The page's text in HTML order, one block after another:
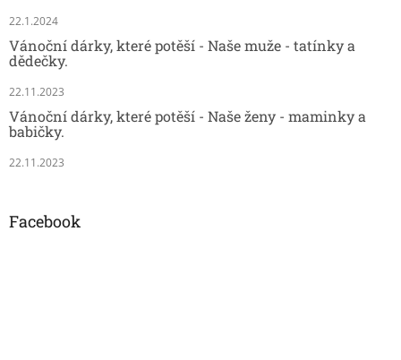
22.1.2024
Vánoční dárky, které potěší - Naše muže - tatínky a
dědečky.
22.11.2023
Vánoční dárky, které potěší - Naše ženy - maminky a
babičky.
22.11.2023
Facebook